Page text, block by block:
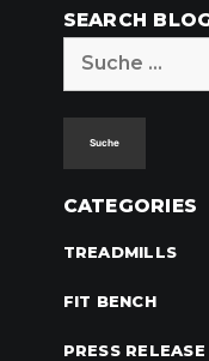
SEARCH
CATEGORIES
TREADMILLS
FIT BENCH
PRESS RELEASE